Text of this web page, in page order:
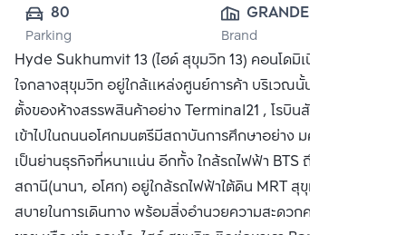
80
Parking
GRANDE ASSET
HOTELS AND
PROPERTY
PUBLIC CO.,
LTD.
Brand
Hyde Sukhumvit 13 (ไฮด์ สุขุมวิท 13) คอนโดมิเนียมหรูหรา
ใจกลางสุขุมวิท อยู่ใกล้แหล่งศูนย์การค้า บริเวณนั้นเป็นแหล่งที่
ตั้งของห้างสรรพสินค้าอย่าง Terminal21 , โรบินสัน และเมื่อ
เข้าไปในถนนอโศกมนตรีมีสถาบันการศึกษาอย่าง มศว. และยัง
เป็นย่านธุรกิจที่หนาแน่น อีกทั้ง ใกล้รถไฟฟ้า BTS ถึง 2
สถานี(นานา, อโศก) อยู่ใกล้รถไฟฟ้าใต้ดิน MRT สุขุมวิท สะดวก
สบายในการเดินทาง พร้อมสิ่งอำนวยความสะดวกครบครัน ซื้อ